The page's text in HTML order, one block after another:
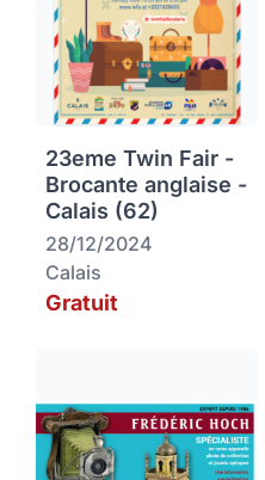
23eme Twin Fair -
Brocante anglaise -
Calais (62)
28/12/2024
Calais
Gratuit